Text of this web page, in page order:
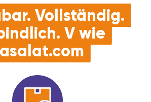
Vollständig.
V wie